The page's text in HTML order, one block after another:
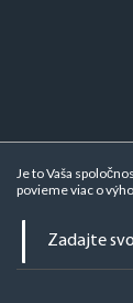
Je to Vaša
povieme viac o